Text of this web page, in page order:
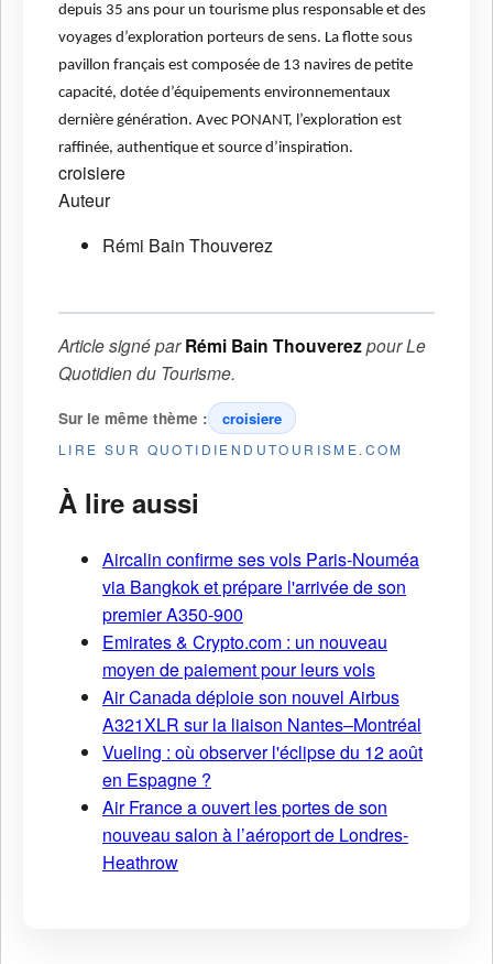
depuis 35 ans pour un tourisme plus responsable et des
voyages d’exploration porteurs de sens. La flotte sous
pavillon français est composée de 13 navires de petite
capacité, dotée d’équipements environnementaux
dernière génération. Avec PONANT, l’exploration est
raffinée, authentique et source d’inspiration.
croisiere
Auteur
Rémi Bain Thouverez
Article signé parRémi Bain ThouverezpourLe
Quotidien du Tourisme.
Sur le même thème : croisiere
LIRE SUR QUOTIDIENDUTOURISME.COM
À lire aussi
Aircalin confirme ses vols Paris-Nouméa
via Bangkok et prépare l'arrivée de son
premier A350-900
Emirates & Crypto.com : un nouveau
moyen de paiement pour leurs vols
Air Canada déploie son nouvel Airbus
A321XLR sur la liaison Nantes–Montréal
Vueling : où observer l'éclipse du 12 août
en Espagne ?
Air France a ouvert les portes de son
nouveau salon à l’aéroport de Londres-
Heathrow